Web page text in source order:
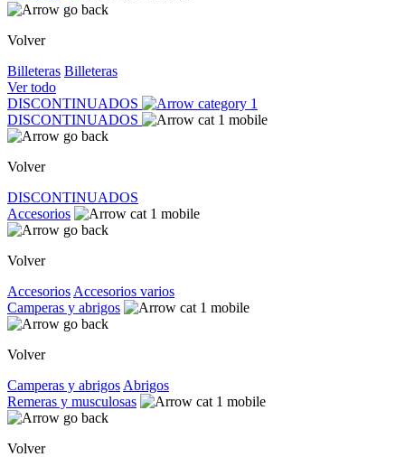
Volver
Billeteras Billeteras
Ver todo
DISCONTINUADOS
DISCONTINUADOS
Volver
DISCONTINUADOS
Accesorios
Volver
Accesorios Accesorios varios
Camperas y abrigos
Volver
Camperas y abrigos Abrigos
Remeras y musculosas
Volver